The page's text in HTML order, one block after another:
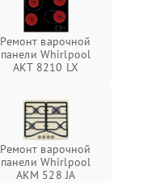
Ремонт варочной
панели Whirlpool
AKT 8210 LX
Ремонт варочной
панели Whirlpool
AKM 528 JA